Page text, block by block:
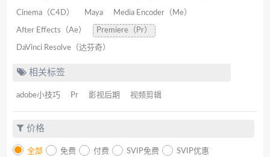
Cinema（C4D） Maya Media Encoder（Me）
After Effects（Ae） Premiere（Pr）
DaVinci Resolve（达芬奇）
相关标签
adobe小技巧 Pr 影视后期 视频剪辑
价格
全部 免费 付费 SVIP免费 SVIP优惠